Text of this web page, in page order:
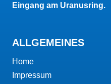
Eingang am Uranusring.
ALLGEMEINES
Home
Impressum